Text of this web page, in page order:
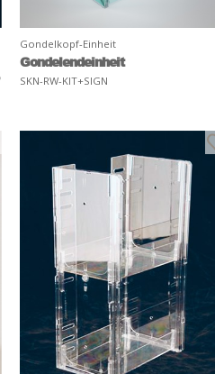
Gondelkopf-Einheit
Gondelendeinheit
SKN-RW-KIT+SIGN